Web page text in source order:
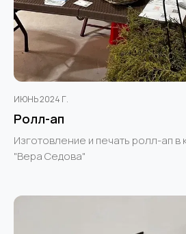
ИЮНЬ 2024 Г.
Ролл-ап
Изготовление и печать ролл-ап в
"Вера Седова"